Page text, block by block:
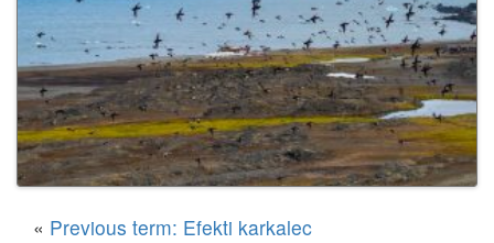
« Previous term: Efekti karkalec